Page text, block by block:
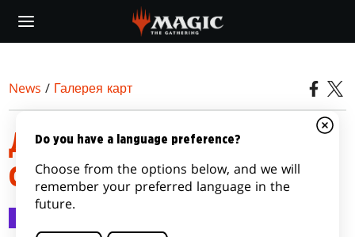
main
News / Галерея карт
ДРАКОНЫ ТАРКИРА
CARD IMAGE GALLERY
Do you have a language preference?
Choose from the options below, and we will
remember your preferred language in the
future.